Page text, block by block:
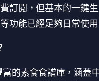
訂閱，但基本的一鍵
功能已經足夠日常使
的素食食譜庫，涵蓋